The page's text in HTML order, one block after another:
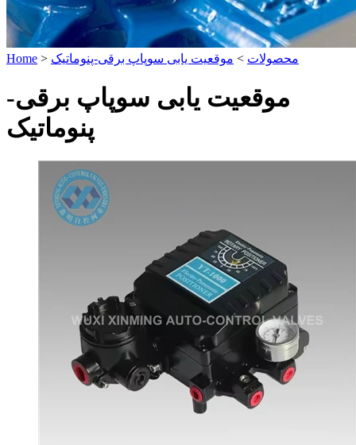
Home > محصولات > موقعیت یابی سوپاپ برقی-پنوماتیک
موقعیت یابی سوپاپ برقی-
پنوماتیک